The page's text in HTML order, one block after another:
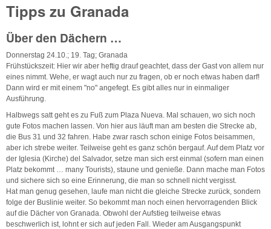
Tipps zu Granada
Über den Dächern …
Donnerstag 24.10.; 19. Tag; Granada
Frühstückszeit: Hier wir aber heftig drauf geachtet, dass der Gast von allem nur
eines nimmt. Wehe, er wagt auch nur zu fragen, ob er noch etwas haben darf!
Dann wird er mit einem "no" angefegt. Es gibt alles nur in einmaliger
Ausführung.
Halbwegs satt geht es zu Fuß zum Plaza Nueva. Mal schauen, wo sich noch
gute Fotos machen lassen. Von hier aus läuft man am besten die Strecke ab,
die Bus 31 und 32 fahren. Habe zwar rasch schon einige Fotos beisammen,
aber ich strebe weiter. Teilweise geht es ganz schön bergauf. Auf dem Platz vor
der Iglesia (Kirche) del Salvador, setze man sich erst einmal (sofern man einen
Platz bekommt … many Tourists), staune und genieße. Dann mache man Fotos
und sichere sich so eine Erinnerung, die man so schnell nicht vergisst.
Hat man genug gesehen, laufe man nicht die gleiche Strecke zurück, sondern
folge der Buslinie weiter. So bekommt man noch einen hervorragenden Blick
auf die Dächer von Granada. Obwohl der Aufstieg teilweise etwas
beschwerlich ist, lohnt er sich auf jeden Fall. Wieder am Ausgangspunkt